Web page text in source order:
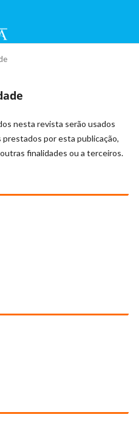
nesta revista serão usados
por esta publicação,
finalidades ou a terceiros.